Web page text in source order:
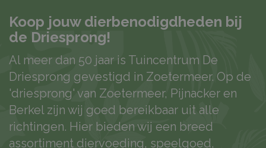
Koop jouw dierbenodigdheden bij
de Driesprong!
Al meer dan 50 jaar is Tuincentrum De
Driesprong gevestigd in Zoetermeer. Op de
'driesprong' van Zoetermeer, Pijnacker en
Berkel zijn wij goed bereikbaar uit alle
richtingen. Hier bieden wij een breed
assortiment diervoeding, speelgoed,